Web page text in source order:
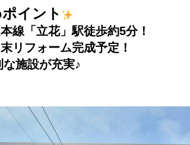
イント
線「立花」駅徒歩約5分！
リフォーム完成予定！
施設が充実♪